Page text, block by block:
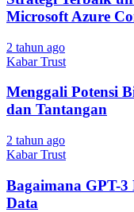
Microsoft Azure
2 tahun ago
Kabar Trust
Menggali Potensi
dan Tantangan
2 tahun ago
Kabar Trust
Bagaimana GPT-
Data